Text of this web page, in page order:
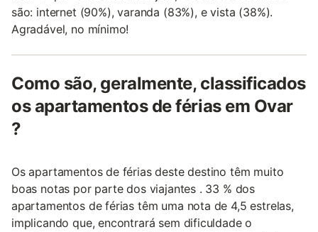
são: internet (90%), varanda (83%), e vista (38%).
Agradável, no mínimo!
Como são, geralmente, classificados
os apartamentos de férias em Ovar
?
Os apartamentos de férias deste destino têm muito
boas notas por parte dos viajantes . 33 % dos
apartamentos de férias têm uma nota de 4,5 estrelas,
implicando que, encontrará sem dificuldade o